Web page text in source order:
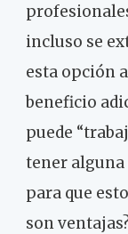
incluso se
esta opción
beneficio
puede
tener alguna
para que
son